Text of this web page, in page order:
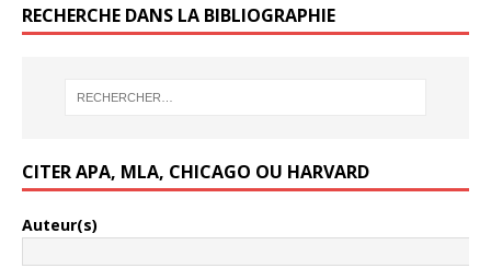
RECHERCHE DANS LA BIBLIOGRAPHIE
CITER APA, MLA, CHICAGO OU HARVARD
Auteur(s)